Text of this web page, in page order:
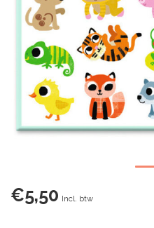
€5,50 Incl. btw